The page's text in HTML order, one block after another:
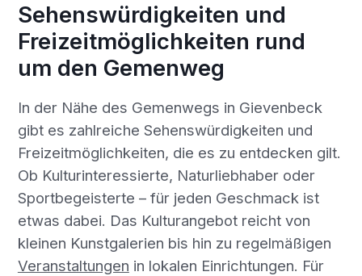
Sehenswürdigkeiten und
Freizeitmöglichkeiten rund
um den Gemenweg
In der Nähe des Gemenwegs in Gievenbeck
gibt es zahlreiche Sehenswürdigkeiten und
Freizeitmöglichkeiten, die es zu entdecken gilt.
Ob Kulturinteressierte, Naturliebhaber oder
Sportbegeisterte – für jeden Geschmack ist
etwas dabei. Das Kulturangebot reicht von
kleinen Kunstgalerien bis hin zu regelmäßigen
Veranstaltungen in lokalen Einrichtungen. Für